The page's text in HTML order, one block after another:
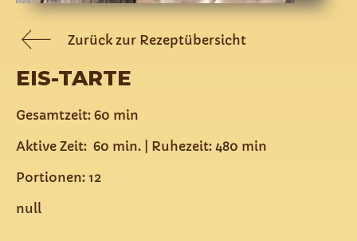
Zurück zur Rezeptübersicht
EIS-TARTE
Gesamtzeit: 60 min
Aktive Zeit: 60 min. | Ruhezeit: 480 min
Portionen: 12
null